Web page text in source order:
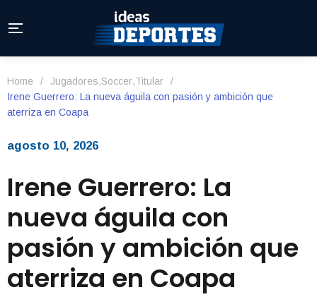
Home / Jugadores,Soccer,Titular
/
Irene Guerrero: La nueva águila con pasión y ambición que
aterriza en Coapa
agosto 10, 2026
Irene Guerrero: La
nueva águila con
pasión y ambición que
aterriza en Coapa